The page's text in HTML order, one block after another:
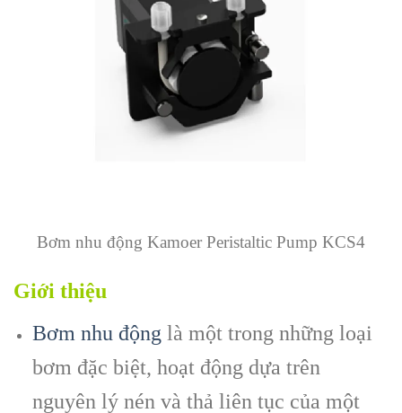
Bơm nhu động Kamoer Peristaltic Pump KCS4
Giới thiệu
Bơm nhu động là một trong những loại
bơm đặc biệt, hoạt động dựa trên
nguyên lý nén và thả liên tục của một